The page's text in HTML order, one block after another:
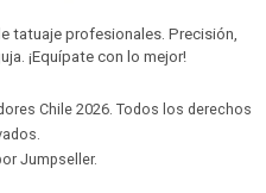
tatuaje profesionales. Precisión,
¡Equípate con lo mejor!
Chile 2026. Todos los derechos
Jumpseller.